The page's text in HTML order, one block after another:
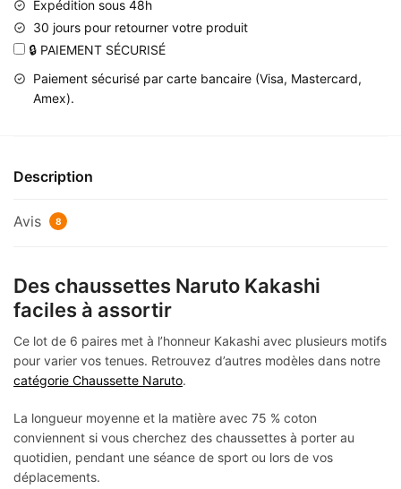
pairesExpédition sous 48h
30 jours pour retourner votre produit
🔒 PAIEMENT SÉCURISÉ
Paiement sécurisé par carte bancaire (Visa, Mastercard,
Amex).
Description
Avis 8
Des chaussettes Naruto Kakashi
faciles à assortir
Ce lot de 6 paires met à l’honneur Kakashi avec plusieurs motifs
pour varier vos tenues. Retrouvez d’autres modèles dans notre
catégorie Chaussette Naruto.
La longueur moyenne et la matière avec 75 % coton
conviennent si vous cherchez des chaussettes à porter au
quotidien, pendant une séance de sport ou lors de vos
déplacements.